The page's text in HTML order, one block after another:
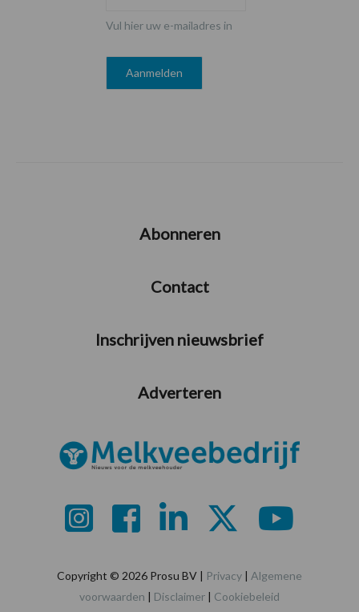
Vul hier uw e-mailadres in
Abonneren
Contact
Inschrijven nieuwsbrief
Adverteren
Copyright © 2026 Prosu BV | Privacy | Algemene
voorwaarden | Disclaimer | Cookiebeleid